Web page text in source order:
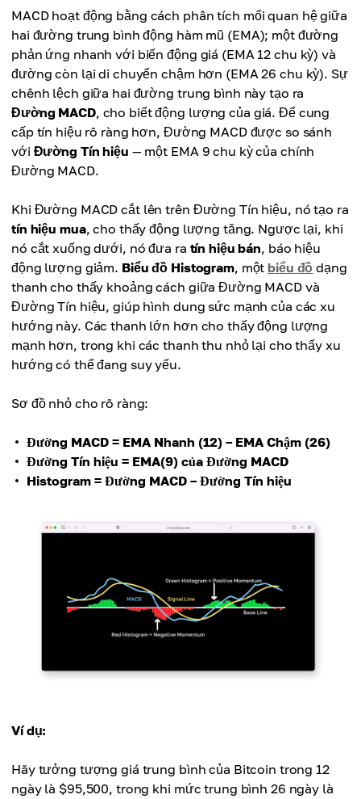
MACD hoạt động bằng cách phân tích mối quan hệ giữa
hai đường trung bình động hàm mũ (EMA); một đường
phản ứng nhanh với biến động giá (EMA 12 chu kỳ) và
đường còn lại di chuyển chậm hơn (EMA 26 chu kỳ). Sự
chênh lệch giữa hai đường trung bình này tạo ra
Đường MACD, cho biết động lượng của giá. Để cung
cấp tín hiệu rõ ràng hơn, Đường MACD được so sánh
với Đường Tín hiệu — một EMA 9 chu kỳ của chính
Đường MACD.
Khi Đường MACD cắt lên trên Đường Tín hiệu, nó tạo ra
tín hiệu mua, cho thấy động lượng tăng. Ngược lại, khi
nó cắt xuống dưới, nó đưa ra tín hiệu bán, báo hiệu
động lượng giảm. Biểu đồ Histogram, mộtbiểu đồ dạng
thanh cho thấy khoảng cách giữa Đường MACD và
Đường Tín hiệu, giúp hình dung sức mạnh của các xu
hướng này. Các thanh lớn hơn cho thấy động lượng
mạnh hơn, trong khi các thanh thu nhỏ lại cho thấy xu
hướng có thể đang suy yếu.
Sơ đồ nhỏ cho rõ ràng:
Đường MACD = EMA Nhanh (12) – EMA Chậm (26)
Đường Tín hiệu = EMA(9) của Đường MACD
Histogram = Đường MACD – Đường Tín hiệu
Ví dụ:
Hãy tưởng tượng giá trung bình của Bitcoin trong 12
ngày là $95,500, trong khi mức trung bình 26 ngày là